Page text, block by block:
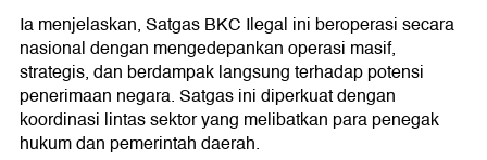
Ia menjelaskan, Satgas BKC Ilegal ini beroperasi secara
nasional dengan mengedepankan operasi masif,
strategis, dan berdampak langsung terhadap potensi
penerimaan negara. Satgas ini diperkuat dengan
koordinasi lintas sektor yang melibatkan para penegak
hukum dan pemerintah daerah.